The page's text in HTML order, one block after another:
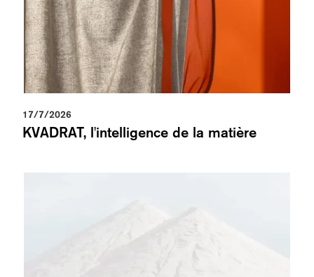
17/7/2026
KVADRAT, l'intelligence de la matière